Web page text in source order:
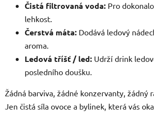
Čistá filtrovaná voda: Pro
lehkost.
Čerstvá máta: Dodává ledový
aroma.
Ledová tříšť / led: Udrží drink
posledního doušku.
Žádná barviva, žádné konzervanty, žádný
Jen čistá síla ovoce a bylinek, která vás